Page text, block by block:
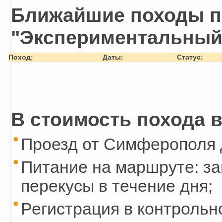
Ближайшие походы
Поход: Даты: Статус:
В стоимость похода
Проезд от Симферополя
Питание на маршруте:
перекусы в течение дня;
Регистрация в